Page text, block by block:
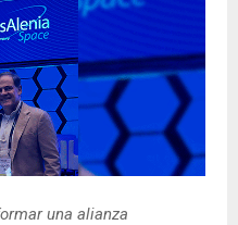
una alianza